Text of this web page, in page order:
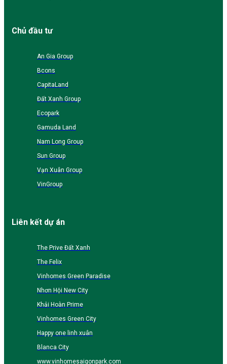
Chủ đầu tư
An Gia Group
Bcons
CapitaLand
Đất Xanh Group
Ecopark
Gamuda Land
Nam Long Group
Sun Group
Vạn Xuân Group
VinGroup
Liên kết dự án
The Prive Đất Xanh
The Felix
Vinhomes Green Paradise
Nhơn Hội New City
Khải Hoàn Prime
Vinhomes Green City
Happy one linh xuân
Blanca City
www.vinhomesaigonpark.com